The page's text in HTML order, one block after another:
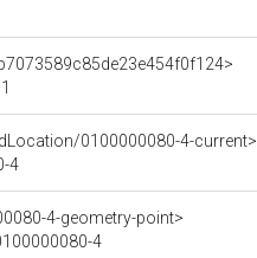
0100000080-4-current>
4
4-geometry-point>
4